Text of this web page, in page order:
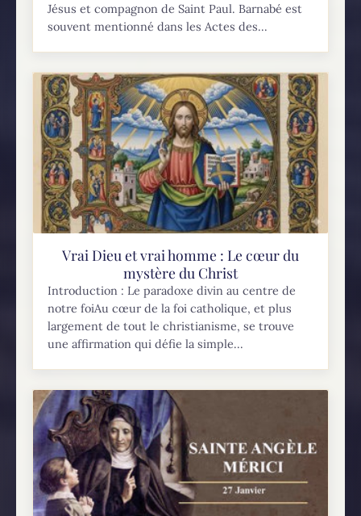
Jésus et compagnon de Saint Paul. Barnabé est
souvent mentionné dans les Actes des...
Vrai Dieu et vrai homme : Le cœur du
mystère du Christ
Introduction : Le paradoxe divin au centre de
notre foiAu cœur de la foi catholique, et plus
largement de tout le christianisme, se trouve
une affirmation qui défie la simple...